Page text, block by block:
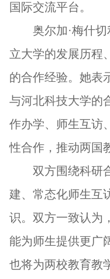
国际交流平台。
奥尔加·梅什
立大学的发展历程
的合作经验。她表
与河北科技大学的
作办学、师生互访
性合作，推动两国
双方围绕科研
建、常态化师生互
识。双方一致认为
能为师生提供更广
也将为两校教育教